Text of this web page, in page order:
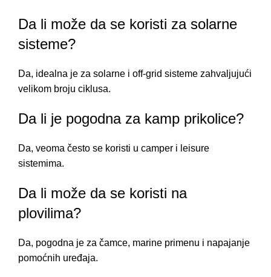
Da li može da se koristi za solarne
sisteme?
Da, idealna je za solarne i off-grid sisteme zahvaljujući
velikom broju ciklusa.
Da li je pogodna za kamp prikolice?
Da, veoma često se koristi u camper i leisure
sistemima.
Da li može da se koristi na
plovilima?
Da, pogodna je za čamce, marine primenu i napajanje
pomoćnih uređaja.